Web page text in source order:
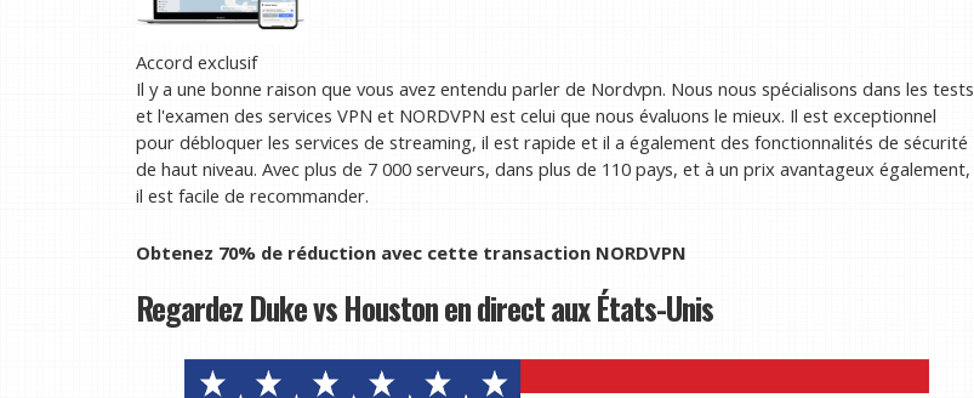
Accord exclusif
Il y a une bonne raison que vous avez entendu parler de Nordvpn. Nous nous spécialisons dans les tests
et l'examen des services VPN et NORDVPN est celui que nous évaluons le mieux. Il est exceptionnel
pour débloquer les services de streaming, il est rapide et il a également des fonctionnalités de sécurité
de haut niveau. Avec plus de 7 000 serveurs, dans plus de 110 pays, et à un prix avantageux également,
il est facile de recommander.
Obtenez 70% de réduction avec cette transaction NORDVPN
Regardez Duke vs Houston en direct aux États-Unis